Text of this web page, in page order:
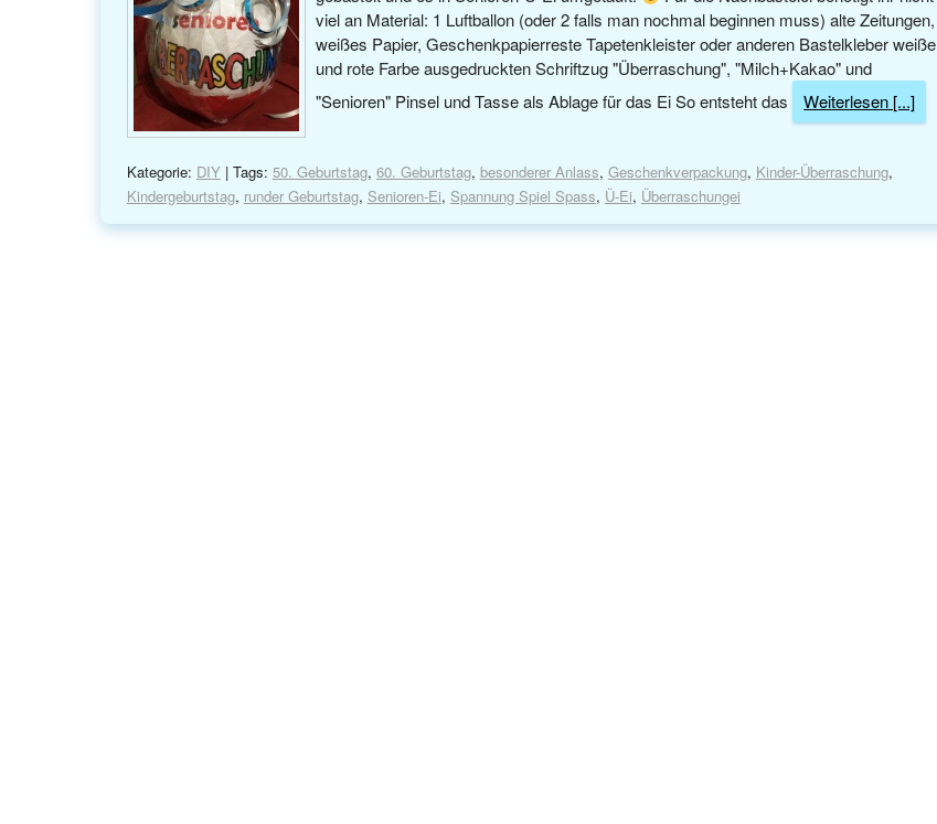
viel an Material: 1 Luftballon (oder 2 falls man nochmal beginnen muss) alte Zeitungen,
weißes Papier, Geschenkpapierreste Tapetenkleister oder anderen Bastelkleber weiße
und rote Farbe ausgedruckten Schriftzug "Überraschung", "Milch+Kakao" und
"Senioren" Pinsel und Tasse als Ablage für das Ei So entsteht das
Weiterlesen [...]
Kategorie: DIY| Tags: 50. Geburtstag, 60. Geburtstag, besonderer Anlass, Geschenkverpackung, Kinder-Überraschung,
Kindergeburtstag, runder Geburtstag, Senioren-Ei, Spannung Spiel Spass, Ü-Ei, Überraschungei